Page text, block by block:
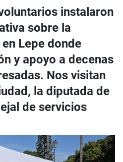
instalaron
sobre la
Lepe donde
y apoyo a decenas
Nos visitan
la diputada de
de servicios